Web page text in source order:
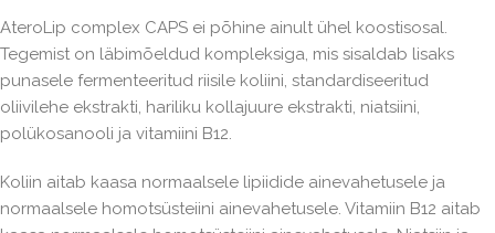
AteroLip complex CAPS ei põhine ainult ühel koostisosal.
Tegemist on läbimõeldud kompleksiga, mis sisaldab lisaks
punasele fermenteeritud riisile koliini, standardiseeritud
oliivilehe ekstrakti, hariliku kollajuure ekstrakti, niatsiini,
polükosanooli ja vitamiini B12.
Koliin aitab kaasa normaalsele lipiidide ainevahetusele ja
normaalsele homotsüsteiini ainevahetusele. Vitamiin B12 aitab